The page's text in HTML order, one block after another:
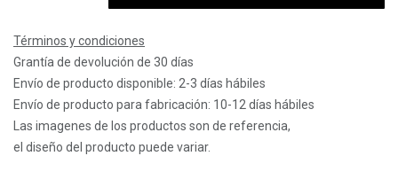
Términos y condiciones
Grantía de devolución de 30 días
Envío de producto disponible: 2-3 días hábiles
Envío de producto para fabricación: 10-12 días hábiles
Las imagenes de los productos son de referencia,
el diseño del producto puede variar.